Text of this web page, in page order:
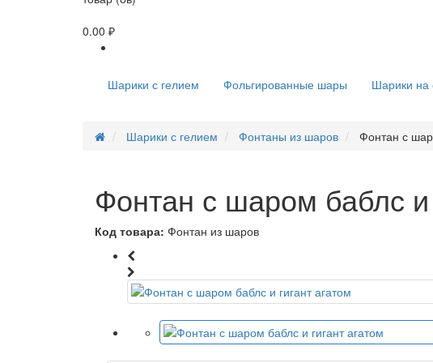
0.00 ₽
Шарики с гелием Фольгированные шары Шарики на
Шарики с гелием Фонтаны из шаров Фонтан с
Фонтан с шаром баблс и
Код товара: Фонтан из шаров